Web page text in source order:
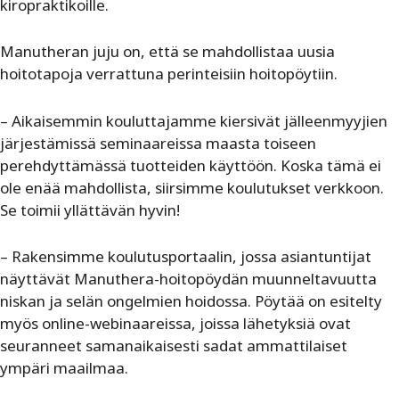
kiropraktikoille.
Manutheran juju on, että se mahdollistaa uusia
hoitotapoja verrattuna perinteisiin hoitopöytiin.
– Aikaisemmin kouluttajamme kiersivät jälleenmyyjien
järjestämissä seminaareissa maasta toiseen
perehdyttämässä tuotteiden käyttöön. Koska tämä ei
ole enää mahdollista, siirsimme koulutukset verkkoon.
Se toimii yllättävän hyvin!
– Rakensimme koulutusportaalin, jossa asiantuntijat
näyttävät Manuthera-hoitopöydän muunneltavuutta
niskan ja selän ongelmien hoidossa. Pöytää on esitelty
myös online-webinaareissa, joissa lähetyksiä ovat
seuranneet samanaikaisesti sadat ammattilaiset
ympäri maailmaa.